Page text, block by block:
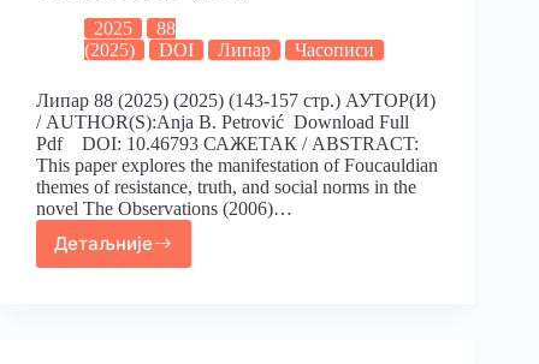
2025
88
(2025)
DOI Липар Часописи
Липар 88 (2025) (2025) (143-157 стр.) АУТОР(И)
/ AUTHOR(S):Anja B. Petrović Download Full
Pdf DOI: 10.46793 САЖЕТАК / ABSTRACT:
This paper explores the manifestation of Foucauldian
themes of resistance, truth, and social norms in the
novel The Observations (2006)…
Детаљније